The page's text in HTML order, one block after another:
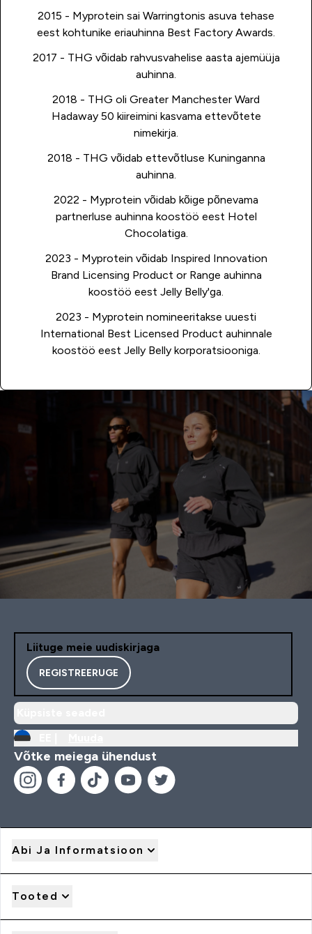
2015 - Myprotein sai Warringtonis asuva tehase
eest kohtunike eriauhinna Best Factory Awards.
2017 - THG võidab rahvusvahelise aasta ajemüüja
auhinna.
2018 - THG oli Greater Manchester Ward
Hadaway 50 kiireimini kasvama ettevõtete
nimekirja.
2018 - THG võidab ettevõtluse Kuninganna
auhinna.
2022 - Myprotein võidab kõige põnevama
partnerluse auhinna koostöö eest Hotel
Chocolatiga.
2023 - Myprotein võidab Inspired Innovation
Brand Licensing Product or Range auhinna
koostöö eest Jelly Belly'ga.
2023 - Myprotein nomineeritakse uuesti
International Best Licensed Product auhinnale
koostöö eest Jelly Belly korporatsiooniga.
Liituge meie uudiskirjaga
REGISTREERUGE
Võtke meiega ühendust
Abi Ja Informatsioon
Tooted